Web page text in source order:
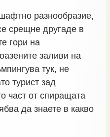
разнообразие,
срещне другаде в
гори на
заливи на
тук, не
турист зад
част от спиращата
да знаете в какво